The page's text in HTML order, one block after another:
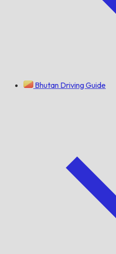
Bhutan Driving Guide